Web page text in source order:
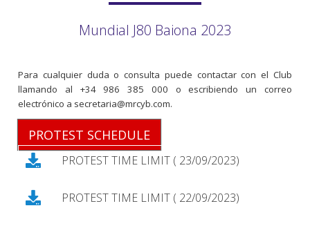
Mundial J80 Baiona 2023
Para cualquier duda o consulta puede contactar con el Club
llamando al +34 986 385 000 o escribiendo un correo
electrónico a secretaria@mrcyb.com.
PROTEST SCHEDULE
PROTEST TIME LIMIT ( 23/09/2023)
PROTEST TIME LIMIT ( 22/09/2023)